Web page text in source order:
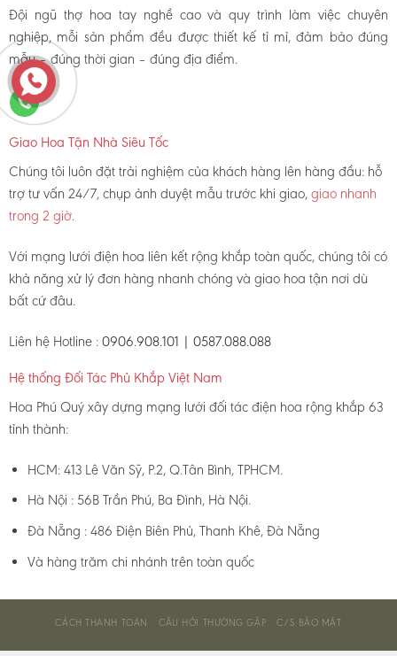
Đội ngũ thợ hoa tay nghề cao và quy trình làm việc chuyên
nghiệp, mỗi sản phẩm đều được thiết kế tỉ mỉ, đảm bảo đúng
mẫu – đúng thời gian – đúng địa điểm.
Giao Hoa Tận Nhà Siêu Tốc
Chúng tôi luôn đặt trải nghiệm của khách hàng lên hàng đầu: hỗ
trợ tư vấn 24/7, chụp ảnh duyệt mẫu trước khi giao,giao nhanh
trong 2 giờ.
Với mạng lưới điện hoa liên kết rộng khắp toàn quốc, chúng tôi có
khả năng xử lý đơn hàng nhanh chóng và giao hoa tận nơi dù
bất cứ đâu.
Liên hệ Hotline : 0906.908.101 | 0587.088.088
Hệ thống Đối Tác Phủ Khắp Việt Nam
Hoa Phú Quý xây dựng mạng lưới đối tác điện hoa rộng khắp 63
tỉnh thành:
HCM: 413 Lê Văn Sỹ, P.2, Q.Tân Bình, TPHCM.
Hà Nội : 56B Trần Phú, Ba Đình, Hà Nội.
Đà Nẵng : 486 Điện Biên Phủ, Thanh Khê, Đà Nẵng
Và hàng trăm chi nhánh trên toàn quốc
CÁCH THANH TOÁN CÂU HỎI THƯỜNG GẶP C/S BẢO MẬT